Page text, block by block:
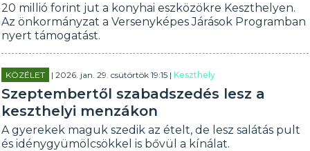
20 millió forint jut a konyhai eszközökre Keszthelyen.
Az önkormányzat a Versenyképes Járások Programban
nyert támogatást.
KÖZÉLET | 2026. jan. 29. csütörtök 19:15 |Keszthely
Szeptembertől szabadszedés lesz a
keszthelyi menzákon
A gyerekek maguk szedik az ételt, de lesz salátás pult
és idénygyümölcsökkel is bővül a kínálat.